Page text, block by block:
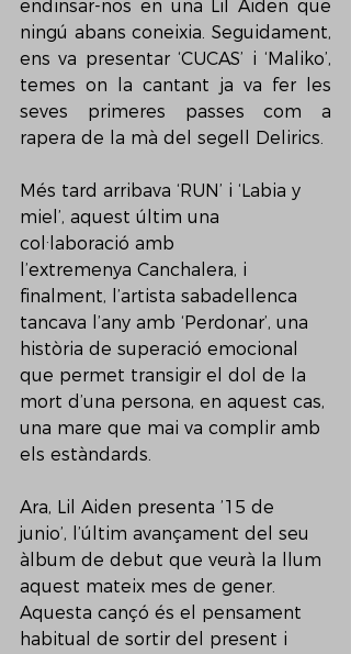
endinsar-nos en una Lil Aiden que
ningú abans coneixia. Seguidament,
ens va presentar ‘CUCAS’ i ‘Maliko’,
temes on la cantant ja va fer les
seves primeres passes com a
rapera de la mà del segell Delirics.
Més tard arribava ‘RUN’ i ‘Labia y
miel’, aquest últim una
col·laboració amb
l’extremenya Canchalera, i
finalment, l’artista sabadellenca
tancava l’any amb ‘Perdonar’, una
història de superació emocional
que permet transigir el dol de la
mort d’una persona, en aquest cas,
una mare que mai va complir amb
els estàndards.
Ara, Lil Aiden presenta ’15 de
junio’, l’últim avançament del seu
àlbum de debut que veurà la llum
aquest mateix mes de gener.
Aquesta cançó és el pensament
habitual de sortir del present i